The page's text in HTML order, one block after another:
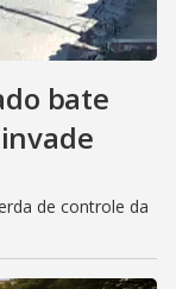
bate
de controle da